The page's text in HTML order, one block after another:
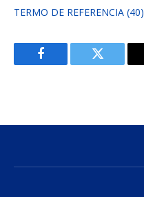
TERMO DE REFERENCIA (40)
Facebook Twitter